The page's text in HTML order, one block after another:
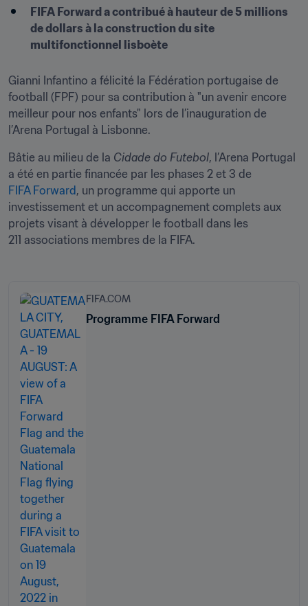
FIFA Forward a contribué à hauteur de 5 millions
de dollars à la construction du site
multifonctionnel lisboète
Gianni Infantino a félicité la Fédération portugaise de
football (FPF) pour sa contribution à "un avenir encore
meilleur pour nos enfants" lors de l’inauguration de
l’Arena Portugal à Lisbonne.
Bâtie au milieu de la Cidade do Futebol, l’Arena Portugal
FIFA Forward , un programme qui apporte un
investissement et un accompagnement complets aux
projets visant à développer le football dans les
211 associations membres de la FIFA.
FIFA.COM
Programme FIFA Forward